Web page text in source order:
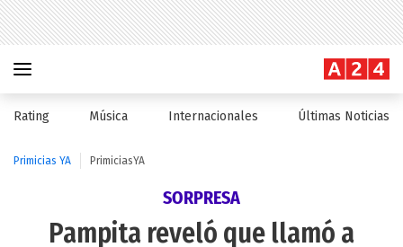
Rating Música Internacionales Últimas Noticias
Primicias YA PrimiciasYA
SORPRESA
Pampita reveló que llamó a